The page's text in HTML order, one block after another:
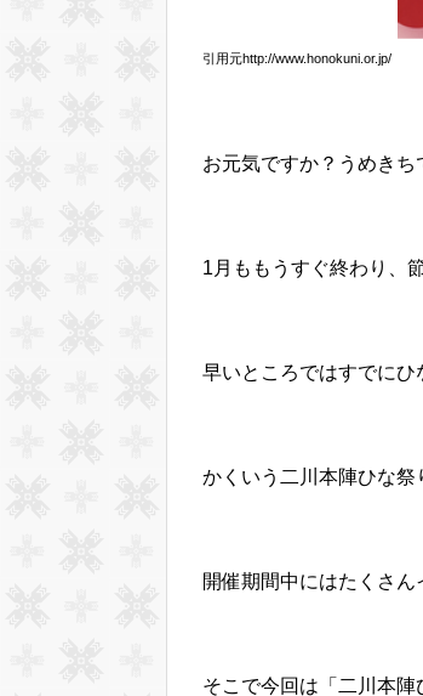
引用元http://www.honokuni.or.jp/
お元気ですか？うめきち
1月ももうすぐ終わり、
早いところではすでにひ
かくいう二川本陣ひな祭
開催期間中にはたくさん
そこで今回は「二川本陣